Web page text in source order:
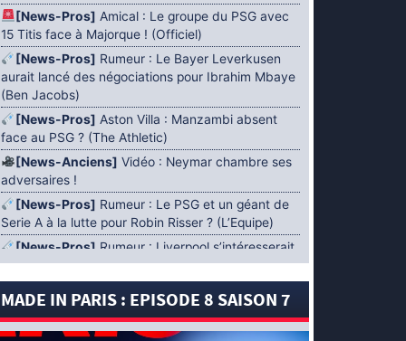
[News-Pros] Amical : Le groupe du PSG avec
15 Titis face à Majorque ! (Officiel)
[News-Pros] Rumeur : Le Bayer Leverkusen
aurait lancé des négociations pour Ibrahim Mbaye
(Ben Jacobs)
[News-Pros] Aston Villa : Manzambi absent
face au PSG ? (The Athletic)
[News-Anciens] Vidéo : Neymar chambre ses
adversaires !
[News-Pros] Rumeur : Le PSG et un géant de
Serie A à la lutte pour Robin Risser ? (L’Equipe)
[News-Pros] Rumeur : Liverpool s’intéresserait
à Ibrahim Mbaye en plus de Bradley Barcola
(Fabrizio Romano)
[News-Pros]Rumeur : Accord contractuel
trouvé entre le PSG et Mika Godts (Fabrizio
MADE IN PARIS : EPISODE 8 SAISON 7